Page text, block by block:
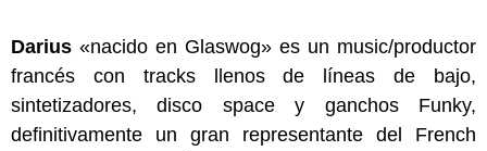
Darius «nacido en Glaswog» es un music/productor
francés con tracks llenos de líneas de bajo,
sintetizadores, disco space y ganchos Funky,
definitivamente un gran representante del French